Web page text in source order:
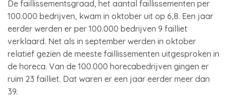
De faillissementsgraad, het aantal faillissementen per
100.000 bedrijven, kwam in oktober uit op 6,8. Een jaar
eerder werden er per 100.000 bedrijven 9 failliet
verklaard. Net als in september werden in oktober
relatief gezien de meeste faillissementen uitgesproken in
de horeca. Van de 100.000 horecabedrijven gingen er
ruim 23 failliet. Dat waren er een jaar eerder meer dan
39.